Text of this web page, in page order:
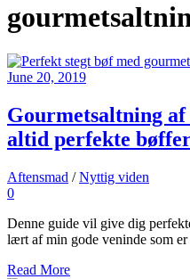
June 20, 2019
Gourmetsaltning
altid perfekte
Aftensmad /Nyttig viden
0
Denne guide vil give dig
lært af min gode veninde som
Read More